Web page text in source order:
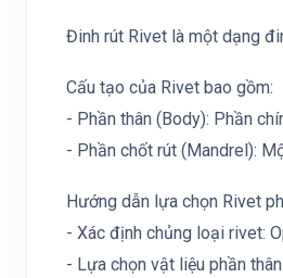
Đinh rút Rivet là một dạng
Cấu tạo của Rivet bao gồm:
- Phần thân (Body): Phần
- Phần chốt rút (Mandrel):
Hướng dẫn lựa chọn Rivet
- Xác định chủng loại rivet:
- Lựa chọn vật liệu phần